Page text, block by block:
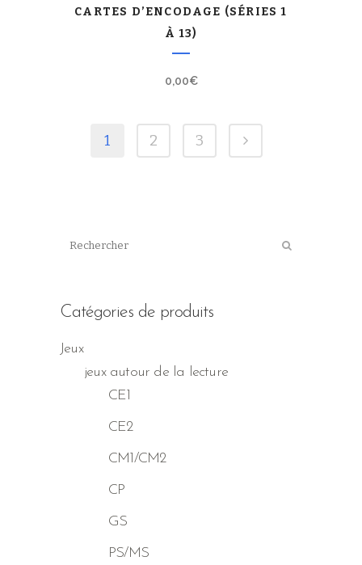
CARTES D’ENCODAGE (SÉRIES 1
À 13)
0,00€
1 2 3
Catégories de produits
Jeux
jeux autour de la lecture
CE1
CE2
CM1/CM2
CP
GS
PS/MS